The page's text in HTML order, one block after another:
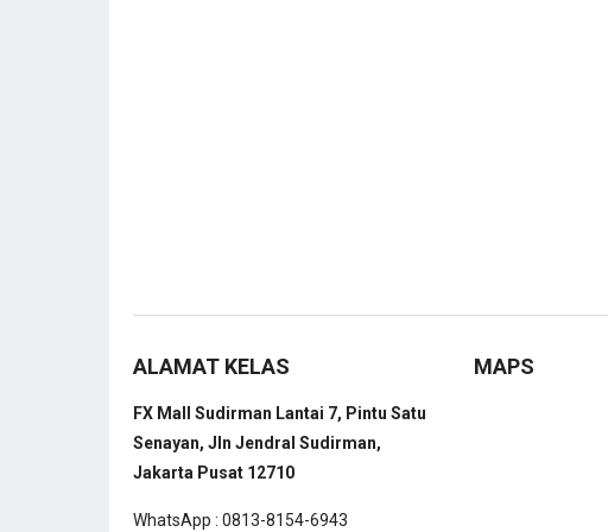
ALAMAT KELAS
FX Mall Sudirman Lantai 7, Pintu Satu
Senayan, Jln Jendral Sudirman,
Jakarta Pusat 12710
WhatsApp : 0813-8154-6943
MAPS